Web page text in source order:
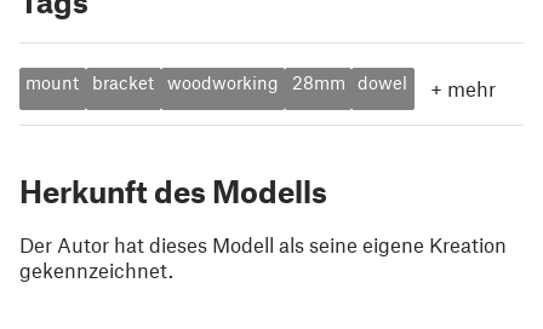
mount bracket woodworking 28mm dowel + mehr
Herkunft des Modells
Der Autor hat dieses Modell als seine eigene Kreation
gekennzeichnet.